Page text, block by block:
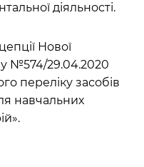
діяльності.
Нової
№574/29.04.2020
переліку засобів
навчальних